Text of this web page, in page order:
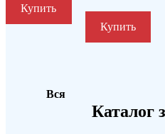
Купить
Купить
Каталог
Вся